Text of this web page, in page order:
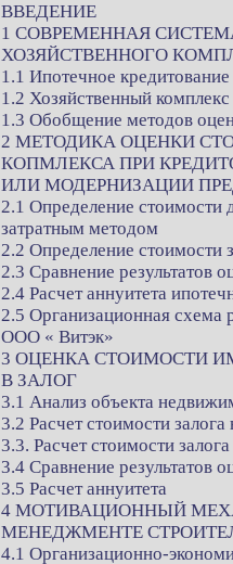
ВВЕДЕНИЕ
1 СОВРЕМЕННАЯ
ХОЗЯЙСТВЕННОГО
1.1 Ипотечное
1.2 Хозяйственный
1.3 Обобщение методов
2 МЕТОДИКА ОЦЕНКИ
КОПМЛЕКСА ПРИ
ИЛИ МОДЕРНИЗАЦИИ
2.1 Определение стоимости
затратным методом
2.2 Определение стоимости
2.3 Сравнение результатов
2.4 Расчет аннуитета
2.5 Организационная схема
ООО « Витэк»
3 ОЦЕНКА СТОИМОСТИ
В ЗАЛОГ
3.1 Анализ объекта
3.2 Расчет стоимости
3.3. Расчет стоимости
3.4 Сравнение результатов
3.5 Расчет аннуитета
4 МОТИВАЦИОННЫЙ
МЕНЕДЖМЕНТЕ
4.1 Организационно-